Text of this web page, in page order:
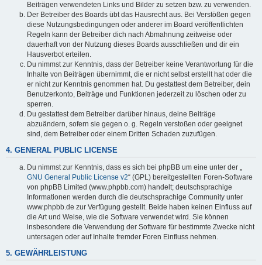
Beiträgen verwendeten Links und Bilder zu setzen bzw. zu verwenden.
Der Betreiber des Boards übt das Hausrecht aus. Bei Verstößen gegen
diese Nutzungsbedingungen oder anderer im Board veröffentlichten
Regeln kann der Betreiber dich nach Abmahnung zeitweise oder
dauerhaft von der Nutzung dieses Boards ausschließen und dir ein
Hausverbot erteilen.
Du nimmst zur Kenntnis, dass der Betreiber keine Verantwortung für die
Inhalte von Beiträgen übernimmt, die er nicht selbst erstellt hat oder die
er nicht zur Kenntnis genommen hat. Du gestattest dem Betreiber, dein
Benutzerkonto, Beiträge und Funktionen jederzeit zu löschen oder zu
sperren.
Du gestattest dem Betreiber darüber hinaus, deine Beiträge
abzuändern, sofern sie gegen o. g. Regeln verstoßen oder geeignet
sind, dem Betreiber oder einem Dritten Schaden zuzufügen.
4. GENERAL PUBLIC LICENSE
Du nimmst zur Kenntnis, dass es sich bei phpBB um eine unter der „
GNU General Public License v2“ (GPL) bereitgestellten Foren-Software
von phpBB Limited (www.phpbb.com) handelt; deutschsprachige
Informationen werden durch die deutschsprachige Community unter
www.phpbb.de zur Verfügung gestellt. Beide haben keinen Einfluss auf
die Art und Weise, wie die Software verwendet wird. Sie können
insbesondere die Verwendung der Software für bestimmte Zwecke nicht
untersagen oder auf Inhalte fremder Foren Einfluss nehmen.
5. GEWÄHRLEISTUNG